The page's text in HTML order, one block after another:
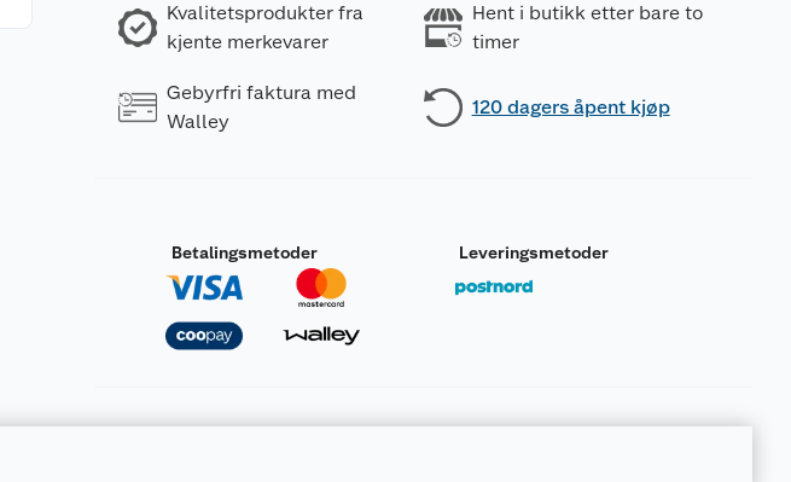
Kvalitetsprodukter fra
kjente merkevarer
Hent i butikk etter bare to
timer
Gebyrfri faktura med
Walley
120 dagers åpent kjøp
Betalingsmetoder Leveringsmetoder